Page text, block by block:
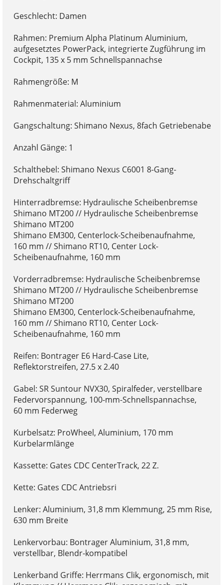
Geschlecht: Damen
Rahmen: Premium Alpha Platinum Aluminium,
aufgesetztes PowerPack, integrierte Zugführung im
Cockpit, 135 x 5 mm Schnellspannachse
Rahmengröße: M
Rahmenmaterial: Aluminium
Gangschaltung: Shimano Nexus, 8fach Getriebenabe
Anzahl Gänge: 1
Schalthebel: Shimano Nexus C6001 8-Gang-
Drehschaltgriff
Hinterradbremse: Hydraulische Scheibenbremse
Shimano MT200 // Hydraulische Scheibenbremse
Shimano MT200
Shimano EM300, Centerlock-Scheibenaufnahme,
160 mm // Shimano RT10, Center Lock-
Scheibenaufnahme, 160 mm
Vorderradbremse: Hydraulische Scheibenbremse
Shimano MT200 // Hydraulische Scheibenbremse
Shimano MT200
Shimano EM300, Centerlock-Scheibenaufnahme,
160 mm // Shimano RT10, Center Lock-
Scheibenaufnahme, 160 mm
Reifen: Bontrager E6 Hard-Case Lite,
Reflektorstreifen, 27.5 x 2.40
Gabel: SR Suntour NVX30, Spiralfeder, verstellbare
Federvorspannung, 100-mm-Schnellspannachse,
60 mm Federweg
Kurbelsatz: ProWheel, Aluminium, 170 mm
Kurbelarmlänge
Kassette: Gates CDC CenterTrack, 22 Z.
Kette: Gates CDC Antriebsri
Lenker: Aluminium, 31,8 mm Klemmung, 25 mm Rise,
630 mm Breite
Lenkervorbau: Bontrager Aluminium, 31,8 mm,
verstellbar, Blendr-kompatibel
Lenkerband Griffe: Herrmans Clik, ergonomisch, mit